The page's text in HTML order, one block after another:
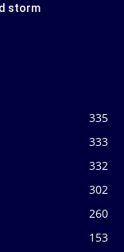
storm
335
333
332
302
260
153